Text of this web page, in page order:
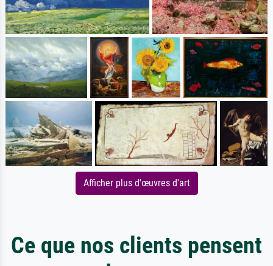
Afficher plus d'œuvres d'art
Ce que nos clients pensent